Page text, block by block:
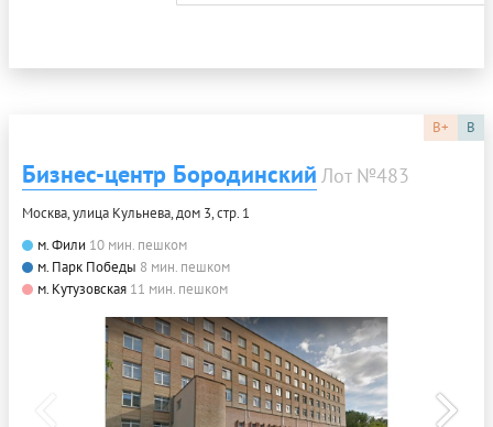
B+ B
Бизнес-центр Бородинский Лот №483
Москва, улица Кульнева, дом 3, стр. 1
м. Фили 10 мин. пешком
м. Парк Победы 8 мин. пешком
м. Кутузовская 11 мин. пешком